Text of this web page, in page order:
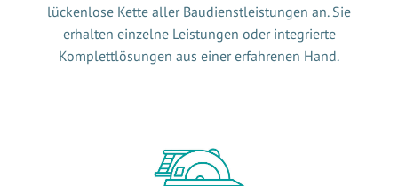
lückenlose Kette aller Baudienstleistungen an. Sie
erhalten einzelne Leistungen oder integrierte
Komplettlösungen aus einer erfahrenen Hand.